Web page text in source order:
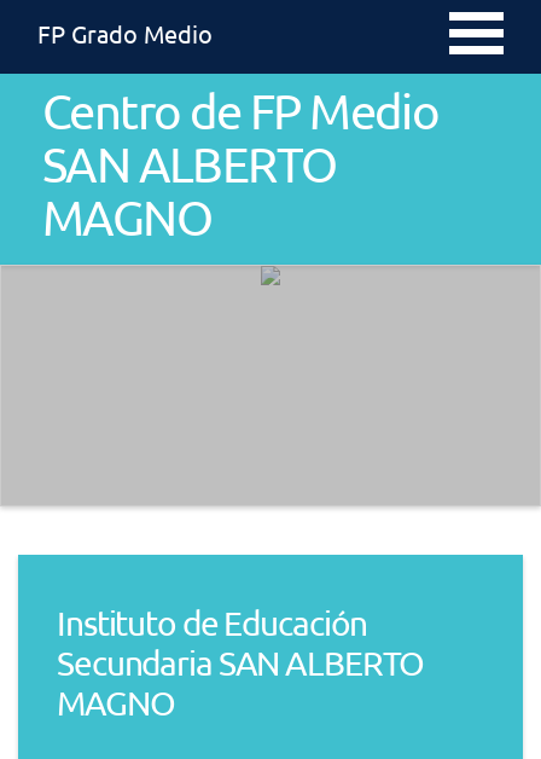
FP Grado Medio
Centro de FP Medio
SAN ALBERTO
MAGNO
Instituto de Educación
Secundaria SAN ALBERTO
MAGNO